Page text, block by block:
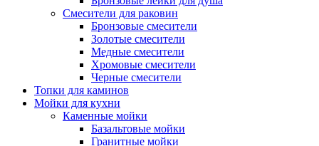
Смесители для раковин
Бронзовые смесители
Золотые смесители
Медные смесители
Хромовые смесители
Черные смесители
Топки для каминов
Мойки для кухни
Каменные мойки
Базальтовые мойки
Гранитные мойки